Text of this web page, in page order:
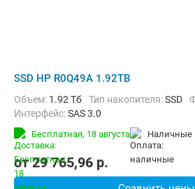
SSD HP R0Q49A 1.92TB
Объем: 1.92 Тб Тип накопителя:SSD
Интерфейс:SAS 3.0
Бесплатная, 18 августа наличные
от29 765,96 p.